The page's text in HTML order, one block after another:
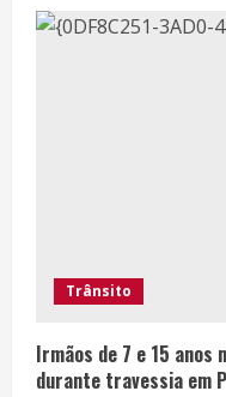
Trânsito
Irmãos de 7 e 15 anos
durante travessia em